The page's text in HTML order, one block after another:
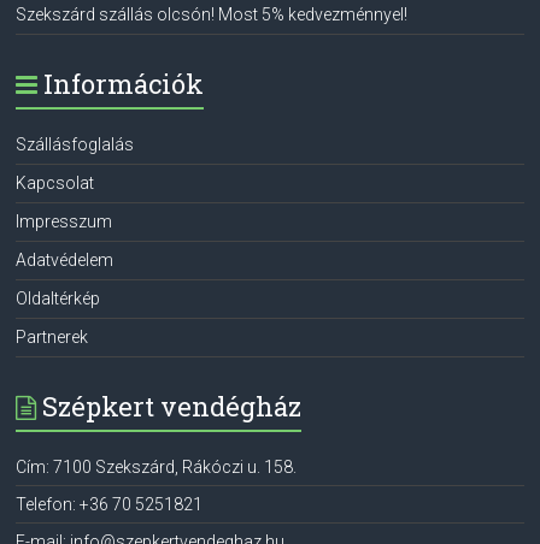
Szekszárd szállás olcsón! Most 5% kedvezménnyel!
Információk
Szállásfoglalás
Kapcsolat
Impresszum
Adatvédelem
Oldaltérkép
Partnerek
Szépkert vendégház
Cím: 7100 Szekszárd Rákóczi u. 158.
Telefon:+36 70 5251821